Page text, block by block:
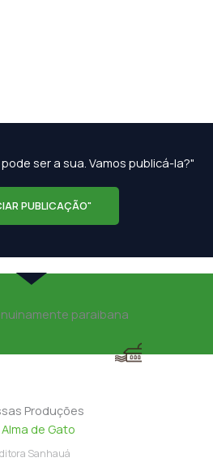
ser a sua. Vamos publicá-la?"
PUBLICAÇÃO"
paraibana
Produções
Sanhauá